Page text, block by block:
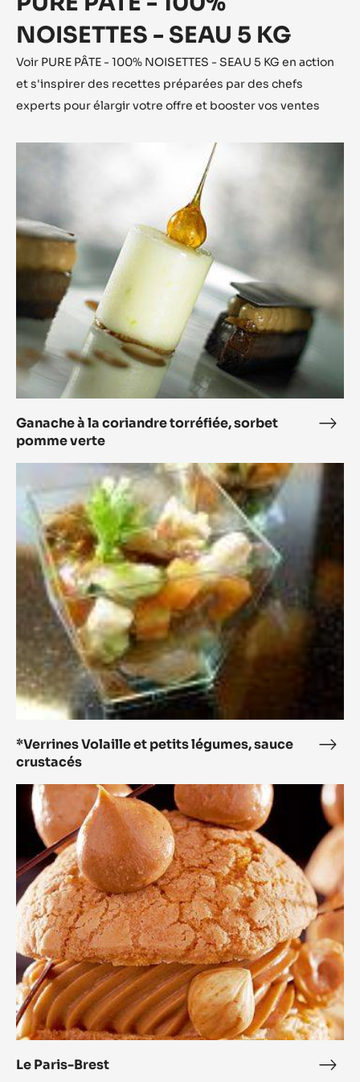
NOISETTES - SEAU 5 KG
Voir PURE PÂTE - 100% NOISETTES - SEAU 5 KG en action
et s'inspirer des recettes préparées par des chefs
experts pour élargir votre offre et booster vos ventes
Ganache à la coriandre torréfiée, sorbet
pomme verte
la
coriandre
torréfiée,
pomme
*Verrines Volaille et petits légumes, sauce
crustacés
et
Volaille
petits
légumes,
sauce
crustacés
Le Paris-Brest
Le
Le
Paris-
Brest